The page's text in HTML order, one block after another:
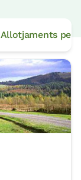
Allotjaments per